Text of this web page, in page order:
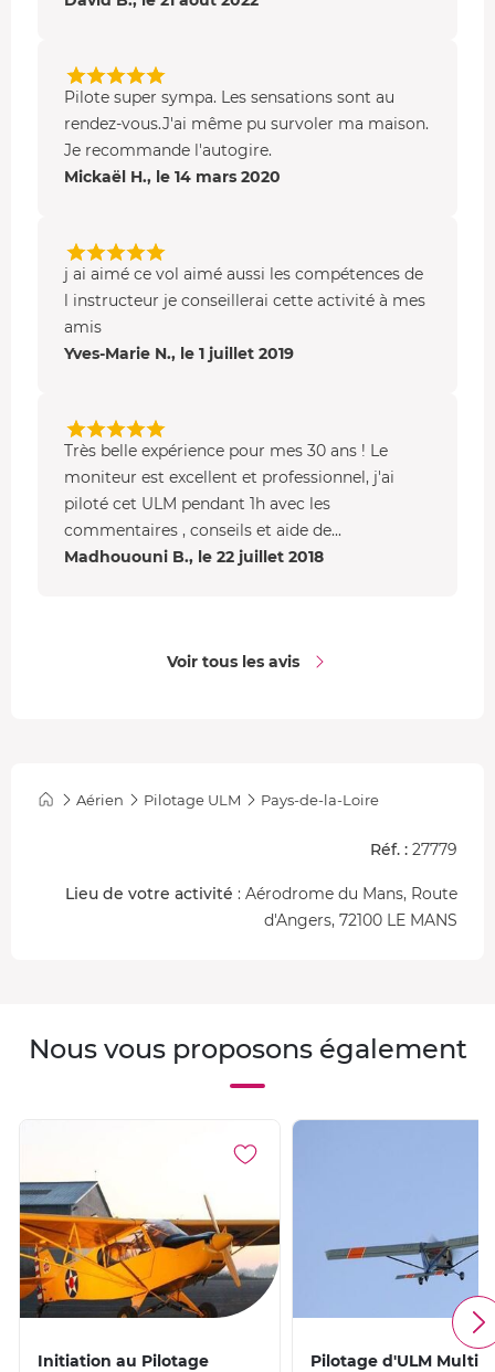
Pilote super sympa. Les sensations sont au
rendez-vous.J'ai même pu survoler ma maison.
Je recommande l'autogire.
Mickaël H., le 14 mars 2020
j ai aimé ce vol aimé aussi les compétences de
l instructeur je conseillerai cette activité à mes
amis
Yves-Marie N., le 1 juillet 2019
Très belle expérience pour mes 30 ans ! Le
moniteur est excellent et professionnel, j'ai
piloté cet ULM pendant 1h avec les
commentaires , conseils et aide de...
Madhououni B., le 22 juillet 2018
Voir tous les avis
Aérien Pilotage ULM Pays-de-la-Loire
Réf. : 27779
Lieu de votre activité : Aérodrome du Mans, Route
d'Angers, 72100 LE MANS
Nous vous proposons également
Initiation au Pilotage
Pilotage d'ULM